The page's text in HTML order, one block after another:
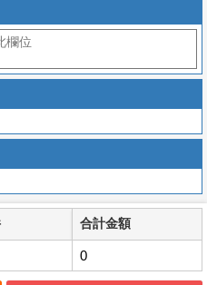
合計金額
0